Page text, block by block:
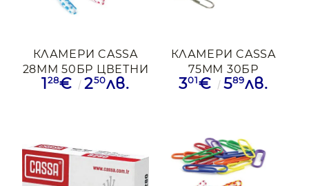
КЛАМЕРИ CASSA
28ММ 50БР ЦВЕТНИ
128€ 250лв.
КЛАМЕРИ CASSA
75ММ 30БР
301€ 589лв.